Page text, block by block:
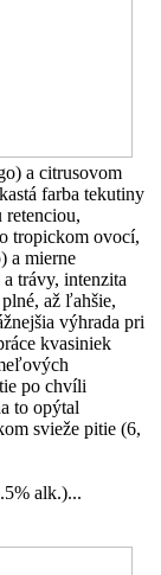
a citrusovom
farba tekutiny
retenciou,
tropickom ovocí,
a mierne
trávy, intenzita
až ľahšie,
výhrada pri
kvasiniek
po chvíli
to opýtal
svieže pitie (6,
alk.)...